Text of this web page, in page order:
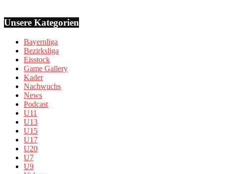
Unsere Kategorien
Bayernliga
Bezirksliga
Eisstock
Game Gallery
Kader
Nachwuchs
News
Podcast
U11
U13
U15
U17
U20
U7
U9